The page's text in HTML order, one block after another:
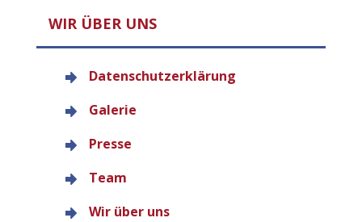
WIR ÜBER UNS
Datenschutzerklärung
Galerie
Presse
Team
Wir über uns